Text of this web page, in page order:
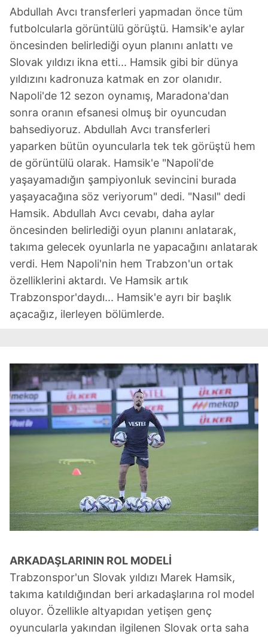
kullanılmaktadır. Diğer çerezler, sitemizin daha işlevsel
kılınması ve kişiselleştirilmesi ve sizlere yönelik
reklam/pazarlama faaliyetlerinin yapılması, amaçlarıyla
sınırlı olarak açık rızanız dahilinde kullanılacaktır.
Çerezlere ilişkin tercihlerinizi aşağıda yer alan panel
vasıtasıyla belirleyebilirsiniz. Çerezlere ilişkin detaylı bilgi
için Ayarlar butonuna tıklayabilir,
Çerez Bilgilendirme
6698 sayılı Kişisel Verilerin Korunması Kanunu uyarınca
hazırlanmış Aydınlatma Metnimizi okumak ve sitemizde
ilgili mevzuata uygun olarak kullanılan çerezlerle ilgili bilgi
almak için lütfen tıklayınız.
Abdullah Avcı transferleri yapmadan önce tüm
futbolcularla görüntülü görüştü. Hamsik'e aylar
öncesinden belirlediği oyun planını anlattı ve
Slovak yıldızı ikna etti... Hamsik gibi bir dünya
yıldızını kadronuza katmak en zor olanıdır.
Napoli'de 12 sezon oynamış, Maradona'dan
sonra oranın efsanesi olmuş bir oyuncudan
bahsediyoruz. Abdullah Avcı transferleri
yaparken bütün oyuncularla tek tek görüştü hem
de görüntülü olarak. Hamsik'e "Napoli'de
yaşayamadığın şampiyonluk sevincini burada
yaşayacağına söz veriyorum" dedi. "Nasıl" dedi
Hamsik. Abdullah Avcı cevabı, daha aylar
öncesinden belirlediği oyun planını anlatarak,
takıma gelecek oyunlarla ne yapacağını anlatarak
verdi. Hem Napoli'nin hem Trabzon'un ortak
özelliklerini aktardı. Ve Hamsik artık
Trabzonspor'daydı... Hamsik'e ayrı bir başlık
açacağız, ilerleyen bölümlerde.
ARKADAŞLARININ ROL MODELİ
Trabzonspor'un Slovak yıldızı Marek Hamsik,
takıma katıldığından beri arkadaşlarına rol model
oluyor. Özellikle altyapıdan yetişen genç
oyuncularla yakından ilgilenen Slovak orta saha